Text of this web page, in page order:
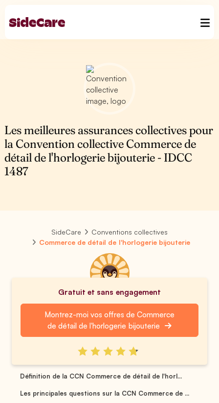
Les meilleures assurances collectives pour
la Convention collective Commerce de
détail de l'horlogerie bijouterie - IDCC
1487
SideCare
Conventions collectives
Commerce de détail de l'horlogerie bijouterie
Gratuit et sans engagement
Montrez-moi vos offres de Commerce
de détail de l'horlogerie bijouterie
Définition de la CCN Commerce de détail de l'horl...
Les principales questions sur la CCN Commerce de ...